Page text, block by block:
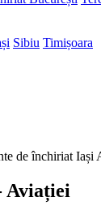
Sibiu Timișoara
de închiriat Iași
Aviației